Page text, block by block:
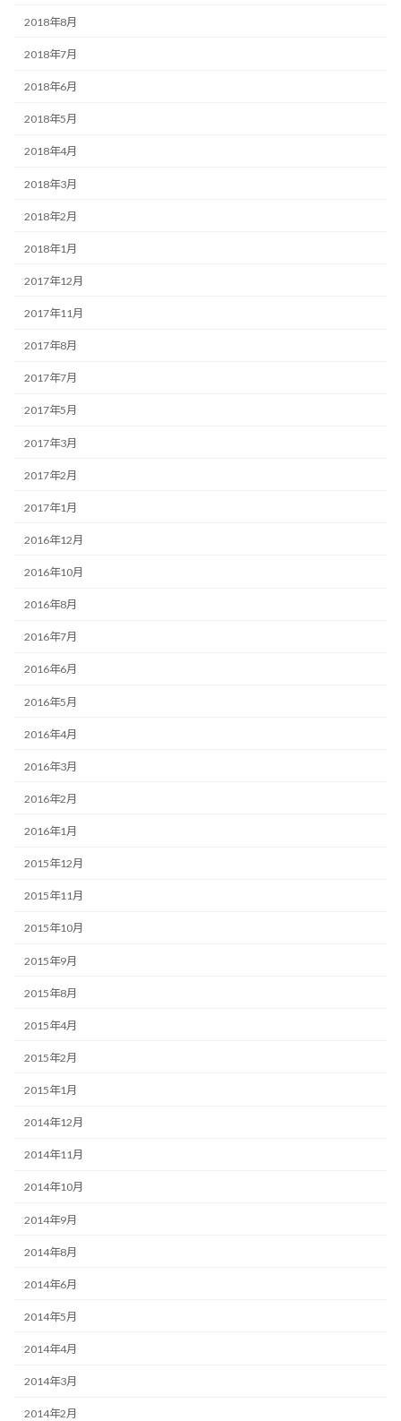
2018年8月
2018年7月
2018年6月
2018年5月
2018年4月
2018年3月
2018年2月
2018年1月
2017年12月
2017年11月
2017年8月
2017年7月
2017年5月
2017年3月
2017年2月
2017年1月
2016年12月
2016年10月
2016年8月
2016年7月
2016年6月
2016年5月
2016年4月
2016年3月
2016年2月
2016年1月
2015年12月
2015年11月
2015年10月
2015年9月
2015年8月
2015年4月
2015年2月
2015年1月
2014年12月
2014年11月
2014年10月
2014年9月
2014年8月
2014年6月
2014年5月
2014年4月
2014年3月
2014年2月